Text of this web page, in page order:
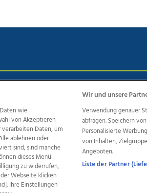
AGB Anzeigekunden
Angebote des Medienhauses Wimmer
OÖNachrichten OÖN Immobilien
wasistlos.at wirtrauern.at
wie
von Akzeptieren
verarbeiten Daten, um
ablehnen oder
sind, sind manche
dieses Menü
zu widerrufen,
Webseite klicken
Ihre Einstellungen
Wir und unsere
Verwendung genauer
abfragen. Speichern
Personalisierte
von Inhalten,
Angeboten.
Liste der Partner